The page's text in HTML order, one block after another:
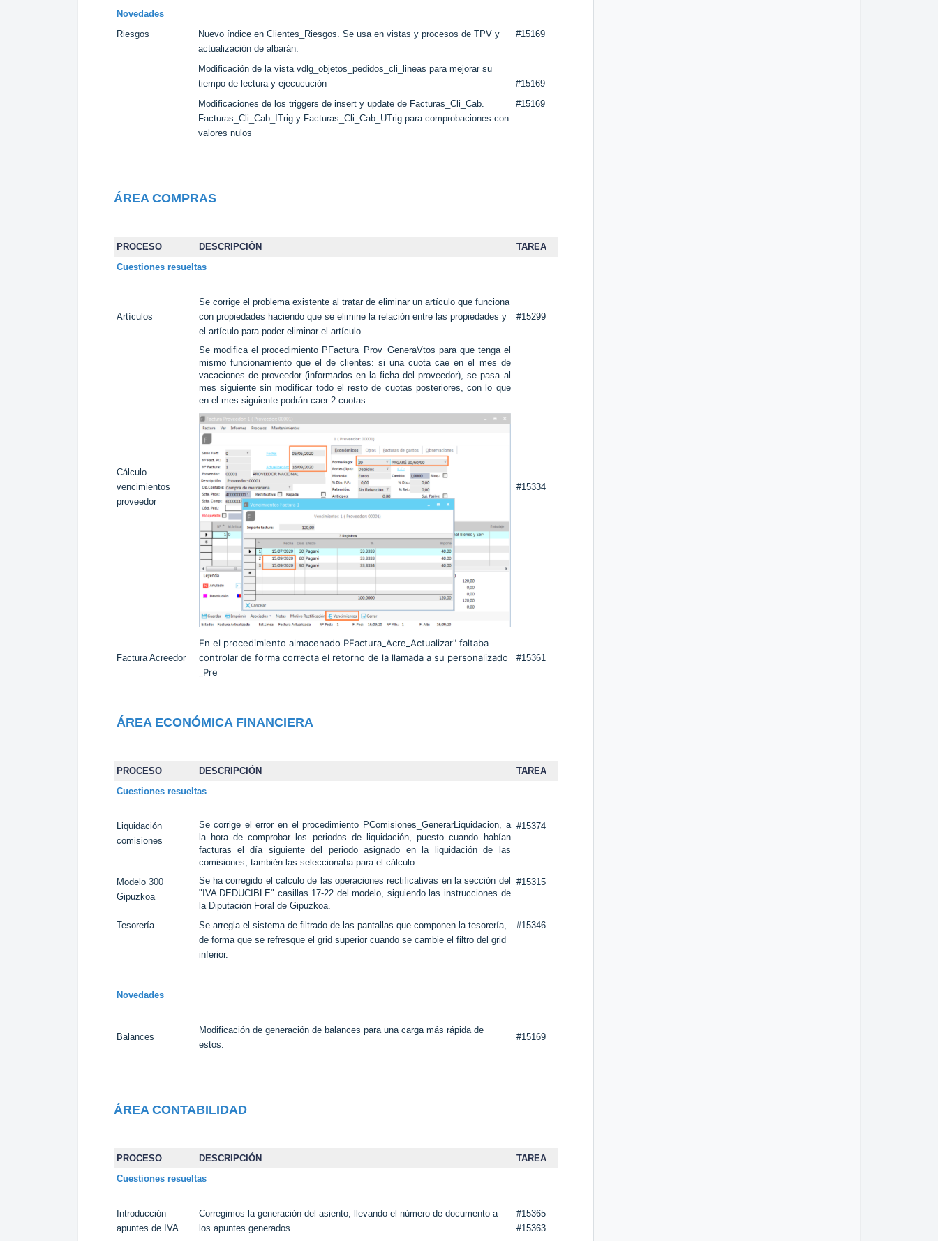
Novedades
Riesgos
Nuevo índice en Clientes_Riesgos. Se usa en vistas y procesos de TPV y
actualización de albarán.
#15169
Modificación de la vista vdlg_objetos_pedidos_cli_lineas para mejorar su
tiempo de lectura y ejecucución
#15169
Modificaciones de los triggers de insert y update de Facturas_Cli_Cab.
Facturas_Cli_Cab_ITrig y Facturas_Cli_Cab_UTrig para comprobaciones con
valores nulos
#15169
ÁREA COMPRAS
PROCESO DESCRIPCIÓN
TAREA
Cuestiones resueltas
Artículos
Se corrige el problema existente al tratar de eliminar un artículo que funciona
con propiedades haciendo que se elimine la relación entre las propiedades y
el artículo para poder eliminar el artículo.
#15299
Cálculo
vencimientos
proveedor
Se modifica el procedimiento PFactura_Prov_GeneraVtos para que tenga el
mismo funcionamiento que el de clientes: si una cuota cae en el mes de
vacaciones de proveedor (informados en la ficha del proveedor), se pasa al
mes siguiente sin modificar todo el resto de cuotas posteriores, con lo que
en el mes siguiente podrán caer 2 cuotas.
#15334
Factura Acreedor
En el procedimiento almacenado PFactura_Acre_Actualizar" faltaba
controlar de forma correcta el retorno de la llamada a su personalizado
_Pre
#15361
ÁREA ECONÓMICA FINANCIERA
PROCESO DESCRIPCIÓN
TAREA
Cuestiones resueltas
Liquidación
comisiones
Se corrige el error en el procedimiento PComisiones_GenerarLiquidacion, a
la hora de comprobar los periodos de liquidación, puesto cuando habían
facturas el día siguiente del periodo asignado en la liquidación de las
comisiones, también las seleccionaba para el cálculo.
#15374
Modelo 300
Gipuzkoa
Se ha corregido el calculo de las operaciones rectificativas en la sección del
"IVA DEDUCIBLE" casillas 17-22 del modelo, siguiendo las instrucciones de
la Diputación Foral de Gipuzkoa.
#15315
Tesorería
Se arregla el sistema de filtrado de las pantallas que componen la tesorería,
de forma que se refresque el grid superior cuando se cambie el filtro del grid
inferior.
#15346
Novedades
Balances
Modificación de generación de balances para una carga más rápida de
estos.
#15169
ÁREA CONTABILIDAD
PROCESO DESCRIPCIÓN
TAREA
Cuestiones resueltas
Introducción
apuntes de IVA
Corregimos la generación del asiento, llevando el número de documento a
los apuntes generados.
#15365
#15363